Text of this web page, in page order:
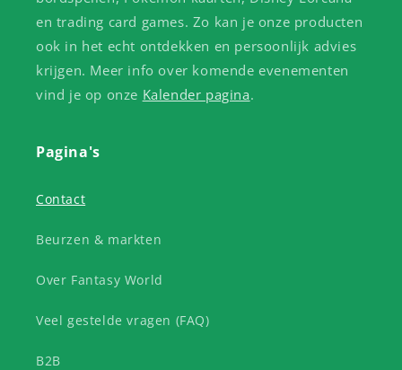
en trading card games. Zo kan je onze producten
ook in het echt ontdekken en persoonlijk advies
krijgen. Meer info over komende evenementen
vind je op onze Kalender pagina.
Pagina's
Contact
Beurzen & markten
Over Fantasy World
Veel gestelde vragen (FAQ)
B2B